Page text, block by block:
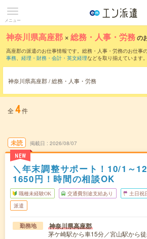
メニュー
神奈川県高座郡 ×総務・人事・労務の
高座郡の派遣のお仕事情報です。総務・人事・労務のお仕事の
事務、 経理・財務・会計・英文経理などを取り揃えています。
神奈川県高座郡 / 総務・人事・労務
全 4件
未読
NEW
掲載日 2026/08/07
＼年末調整サポート！10/1～
1650円！時間の相談OK
職種未経験OK 交通費別途支給あり 土日祝
派遣
勤務地 神奈川県高座郡
茅ケ崎駅から車15分／宮山駅から